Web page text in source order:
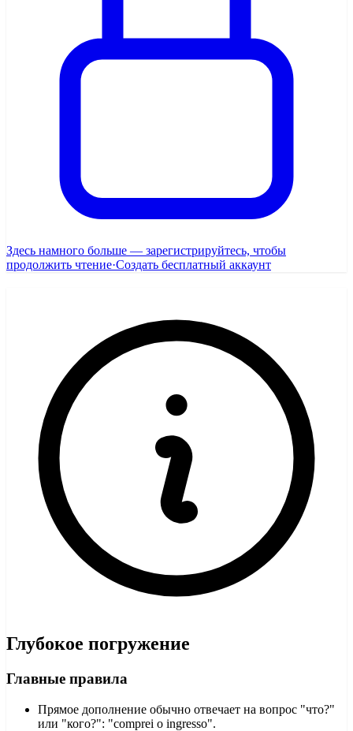
Здесь намного больше — зарегистрируйтесь, чтобы
продолжить чтение·Создать бесплатный аккаунт
Глубокое погружение
Главные правила
Прямое дополнение обычно отвечает на вопрос "что?"
или "кого?": "comprei o ingresso".